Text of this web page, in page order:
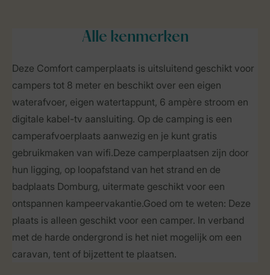
Alle kenmerken
Deze Comfort camperplaats is uitsluitend geschikt voor
campers tot 8 meter en beschikt over een eigen
waterafvoer, eigen watertappunt, 6 ampère stroom en
digitale kabel-tv aansluiting. Op de camping is een
camperafvoerplaats aanwezig en je kunt gratis
gebruikmaken van wifi.Deze camperplaatsen zijn door
hun ligging, op loopafstand van het strand en de
badplaats Domburg, uitermate geschikt voor een
ontspannen kampeervakantie.Goed om te weten: Deze
plaats is alleen geschikt voor een camper. In verband
met de harde ondergrond is het niet mogelijk om een
caravan, tent of bijzettent te plaatsen.